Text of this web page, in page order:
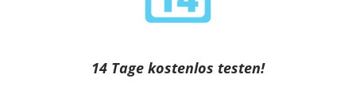
14 Tage kostenlos testen!